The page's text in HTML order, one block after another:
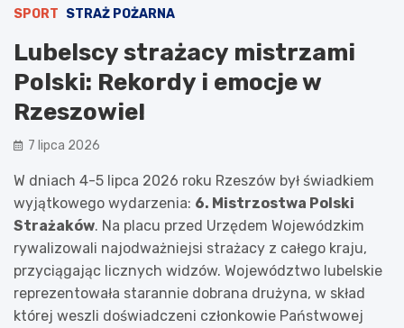
SPORT STRAŻ POŻARNA
Lubelscy strażacy mistrzami
Polski: Rekordy i emocje w
Rzeszowie!
7 lipca 2026
W dniach 4-5 lipca 2026 roku Rzeszów był świadkiem
wyjątkowego wydarzenia: 6. Mistrzostwa Polski
Strażaków. Na placu przed Urzędem Wojewódzkim
rywalizowali najodważniejsi strażacy z całego kraju,
przyciągając licznych widzów. Województwo lubelskie
reprezentowała starannie dobrana drużyna, w skład
której weszli doświadczeni członkowie Państwowej